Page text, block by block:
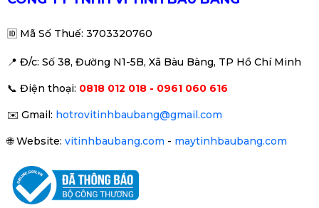
Đen/Trang/Hồng
Bàn Chữ Y Gaming Trắng/ Đen/
Hồng
🆔 Mã Số Thuế: 3703320760
📍 Đ/c: Số 38, Đường N1-5B, Xã Bàu Bàng, TP Hồ Chí Minh
📞 Điện thoại: 0818 012 018 - 0961 060 616
✉️ Gmail: hotrovitinhbaubang@gmail.com
🌐Website: vitinhbaubang.com - maytinhbaubang.com